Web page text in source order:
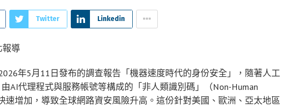
Twitter Linkedin
報導
年5月11日發布的調查報告「機器速度時代的身份安全」，隨著人工
AI代理程式與服務帳號等構成的「非人類識別碼」（Non-Human
速增加，導致全球網路資安風險升高。這份針對美國、歐洲、亞太地區